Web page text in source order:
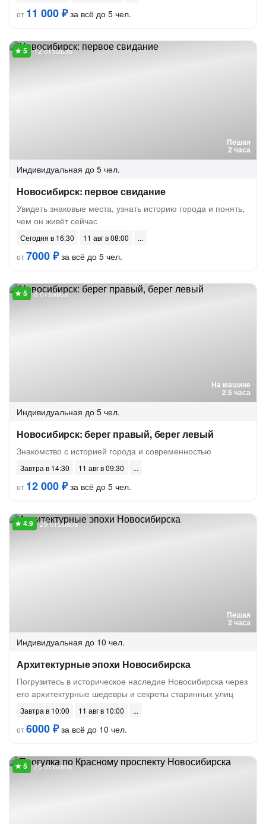
от 11 000 ₽за всё до 5 чел.
Пешая
2 часа
12 отзывов
Индивидуальная до 5 чел.
Новосибирск: первое свидание
Увидеть знаковые места, узнать историю города и понять,
чем он живёт сейчас
Сегодня в 16:30
11 авг в 08:00
от7000 ₽за всё до 5 чел.
На машине
2.5 часа
6 отзывов
Индивидуальная до 5 чел.
Новосибирск: берег правый, берег левый
Знакомство с историей города и современностью
Завтра в 14:30
11 авг в 09:30
от 12 000 ₽за всё до 5 чел.
Пешая
2 часа
29 отзывов
Индивидуальная до 10 чел.
Архитектурные эпохи Новосибирска
Погрузитесь в историческое наследие Новосибирска через
его архитектурные шедевры и секреты старинных улиц
Завтра в 10:00
11 авг в 10:00
от6000 ₽за всё до 10 чел.
25 отзывов